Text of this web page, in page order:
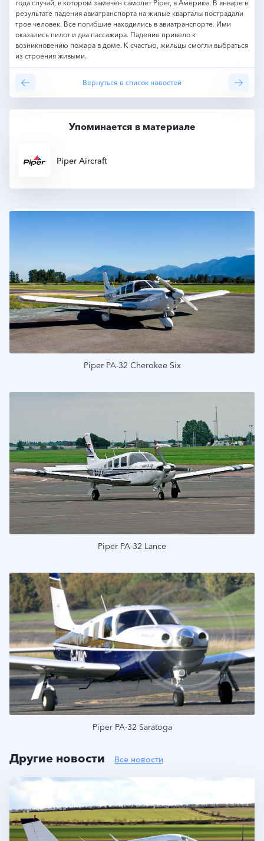
года случай, в котором замечен самолет Piper, в Америке. В январе в
результате падения авиатранспорта на жилые кварталы пострадали
трое человек. Все погибшие находились в авиатранспорте. Ими
оказались пилот и два пассажира. Падение привело к
возникновению пожара в доме. К счастью, жильцы смогли выбраться
из строения живыми.
Вернуться в список новостей
новость
Упоминается в материале
Piper Aircraft
Piper PA-32 Cherokee Six
Подробнее
Piper PA-32 Lance
Подробнее
Piper PA-32 Saratoga
Другие новости Все новости